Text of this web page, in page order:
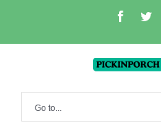
content
Go to...